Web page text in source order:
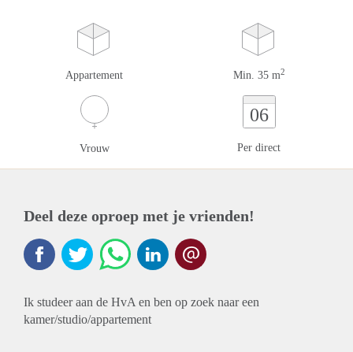
Appartement Min. 35 m2
Vrouw
06
Per direct
Deel deze oproep met je vrienden!
Ik studeer aan de HvA en ben op zoek naar een
kamer/studio/appartement